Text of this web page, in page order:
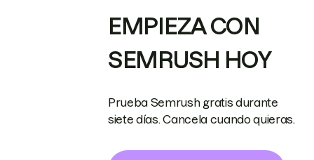
EMPIEZA CON
SEMRUSH HOY
Prueba Semrush gratis durante
siete días. Cancela cuando quieras.